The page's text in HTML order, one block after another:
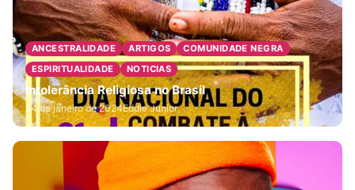
ANCESTRALIDADE ARTIGOS
COMUNIDADE NEGRA
ESPIRITUALIDADE
NOTICIAS
Intolerância Religiosa no Brasil
24 de janeiro de 2024Eddie Junior